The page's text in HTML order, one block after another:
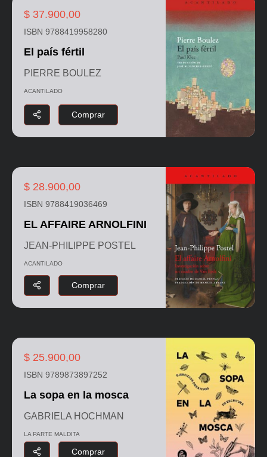
$ 37.900,00
ISBN 9788419958280
El país fértil
PIERRE BOULEZ
ACANTILADO
Comprar
$ 28.900,00
ISBN 9788419036469
EL AFFAIRE ARNOLFINI
JEAN-PHILIPPE POSTEL
ACANTILADO
Comprar
$ 25.900,00
ISBN 9789873897252
La sopa en la mosca
GABRIELA HOCHMAN
LA PARTE MALDITA
Comprar